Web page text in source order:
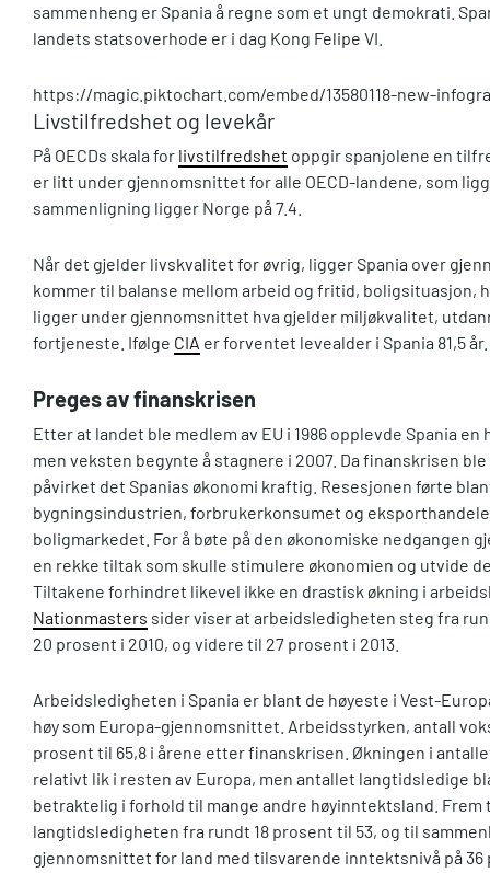
sammenheng er Spania å regne som et ungt demokrati.
landets statsoverhode er i dag Kong Felipe VI.
https://magic.piktochart.com/embed/13580118-new-
Livstilfredshet og levekår
På OECDs skala for livstilfredshet oppgir spanjolene en
er litt under gjennomsnittet for alle OECD-landene, som
sammenligning ligger Norge på 7.4.
Når det gjelder livskvalitet for øvrig, ligger Spania over
kommer til balanse mellom arbeid og fritid, boligsituasjon,
ligger under gjennomsnittet hva gjelder miljøkvalitet,
fortjeneste. Ifølge CIA er forventet levealder i Spania 81,5 år.
Preges av finanskrisen
Etter at landet ble medlem av EU i 1986 opplevde Spania en
men veksten begynte å stagnere i 2007. Da finanskrisen
påvirket det Spanias økonomi kraftig. Resesjonen førte
bygningsindustrien, forbrukerkonsumet og
boligmarkedet. For å bøte på den økonomiske nedgangen
en rekke tiltak som skulle stimulere økonomien og utvide
Tiltakene forhindret likevel ikke en drastisk økning i
Nationmasters sider viser at arbeidsledigheten steg fra
20 prosent i 2010, og videre til 27 prosent i 2013.
Arbeidsledigheten i Spania er blant de høyeste i Vest-
høy som Europa-gjennomsnittet. Arbeidsstyrken, antall
prosent til 65,8 i årene etter finanskrisen. Økningen i
relativt lik i resten av Europa, men antallet langtidsledige
betraktelig i forhold til mange andre høyinntektsland. Frem
langtidsledigheten fra rundt 18 prosent til 53, og til
gjennomsnittet for land med tilsvarende inntektsnivå på 36